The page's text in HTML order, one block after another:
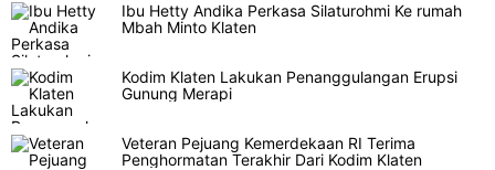
Ibu Hetty Andika Perkasa Silaturohmi Ke rumah
Mbah Minto Klaten
Kodim Klaten Lakukan Penanggulangan Erupsi
Gunung Merapi
Veteran Pejuang Kemerdekaan RI Terima
Penghormatan Terakhir Dari Kodim Klaten